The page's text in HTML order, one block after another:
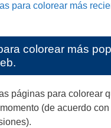
para colorear más
colorear más
páginas para colorear
(de acuerdo